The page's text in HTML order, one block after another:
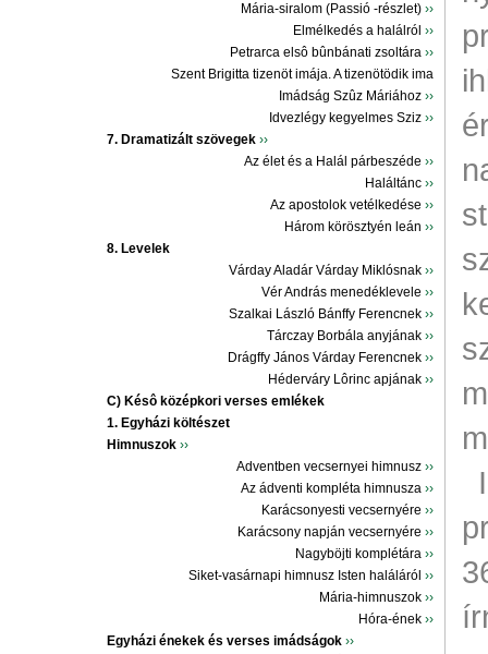
Mária-siralom (Passió -részlet) ››
Elmélkedés a halálról ››
Petrarca elsô bûnbánati zsoltára ››
Szent Brigitta tizenöt imája. A tizenötödik ima
Imádság Szûz Máriához ››
Idvezlégy kegyelmes Sziz ››
7. Dramatizált szövegek ››
Az élet és a Halál párbeszéde ››
Haláltánc ››
Az apostolok vetélkedése ››
Három körösztyén leán ››
8. Levelek
Várday Aladár Várday Miklósnak ››
Vér András menedéklevele ››
Szalkai László Bánffy Ferencnek ››
Tárczay Borbála anyjának ››
Drágffy János Várday Ferencnek ››
Héderváry Lôrinc apjának ››
C) Késô középkori verses emlékek
1. Egyházi költészet
Himnuszok ››
Adventben vecsernyei himnusz ››
Az ádventi kompléta himnusza ››
Karácsonyesti vecsernyére ››
Karácsony napján vecsernyére ››
Nagyböjti komplétára ››
Siket-vasárnapi himnusz Isten haláláról ››
Mária-himnuszok ››
Hóra-ének ››
Egyházi énekek és verses imádságok ››